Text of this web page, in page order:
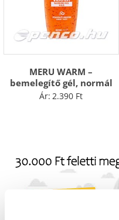
MERU WARM –
bemelegítő gél, normál
Ár: 2.390 Ft